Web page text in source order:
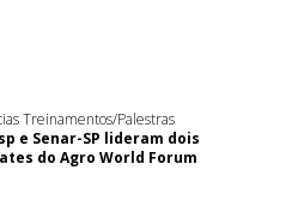
Treinamentos/Palestras
e Senar-SP lideram dois
do Agro World Forum